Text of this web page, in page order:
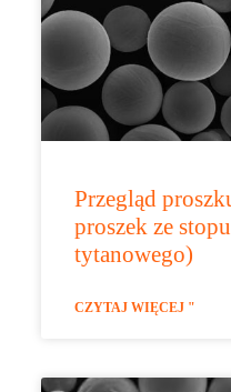
Przegląd
proszek ze
tytanowego)
CZYTAJ WIĘCEJ "